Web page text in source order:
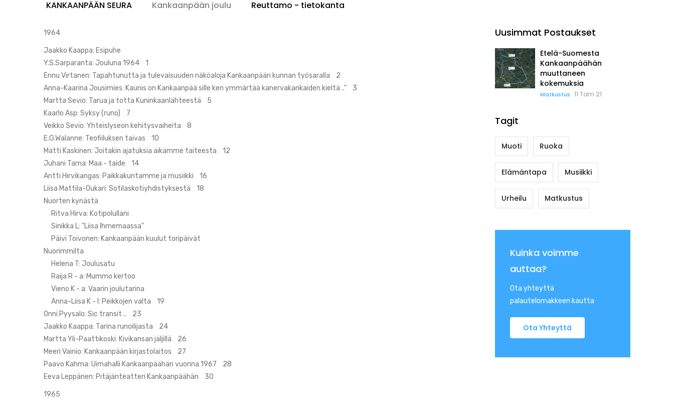
KANKAANPÄÄN SEURA Kankaanpään joulu Reuttamo - tietokanta
1964
Jaakko Kaappa: Esipuhe
Y.S.Sarparanta: Jouluna 1964 1
Ennu Virtanen: Tapahtunutta ja tulevaisuuden näköaloja Kankaanpään kunnan työsaralla 2
Anna-Kaarina Jousimies: Kaunis on Kankaanpää sille ken ymmärtää kanervakankaiden kieltä .." 3
Martta Sevio: Tarua ja totta Kuninkaanlähteestä 5
Kaarlo Asp: Syksy (runo) 7
Veikko Sevio: Yhteislyseon kehitysvaiheita 8
E.G.Walanne: Teofiiluksen taivas 10
Matti Kaskinen: Joitakin ajatuksia aikamme taiteesta 12
Juhani Tarna: Maa - taide 14
Antti Hirvikangas: Paikkakuntamme ja musiikki 16
Liisa Mattila-Oukari: Sotilaskotiyhdistyksestä 18
Nuorten kynästä
Ritva Hirva: Kotipolullani
Sinikka L: "Liisa Ihmemaassa"
Päivi Toivonen: Kankaanpään kuulut toripäivät
Nuorimmilta
Helena T: Joulusatu
Raija R - a: Mummo kertoo
Vieno K - a: Vaarin joulutarina
Anna-Liisa K - l: Peikkojen valta 19
Onni Pyysalo: Sic transit .. 23
Jaakko Kaappa: Tarina runoilijasta 24
Martta Yli-Paattikoski: Kivikansan jäljillä 26
Meeri Vainio: Kankaanpään kirjastolaitos 27
Paavo Kahma: Uimahalli Kankaanpäähän vuonna 1967 28
Eeva Leppänen: Pitäjänteatteri Kankaanpäähän 30
1965
Uusimmat Postaukset
Etelä-Suomesta
Kankaanpäähän
muuttaneen
kokemuksia
Matkustus 11 Tam 21
Tagit
Muoti Ruoka
Elämäntapa Musiikki
Urheilu Matkustus
Kuinka voimme
auttaa?
Ota yhteyttä
palautelomakkeen kautta
Ota Yhteyttä